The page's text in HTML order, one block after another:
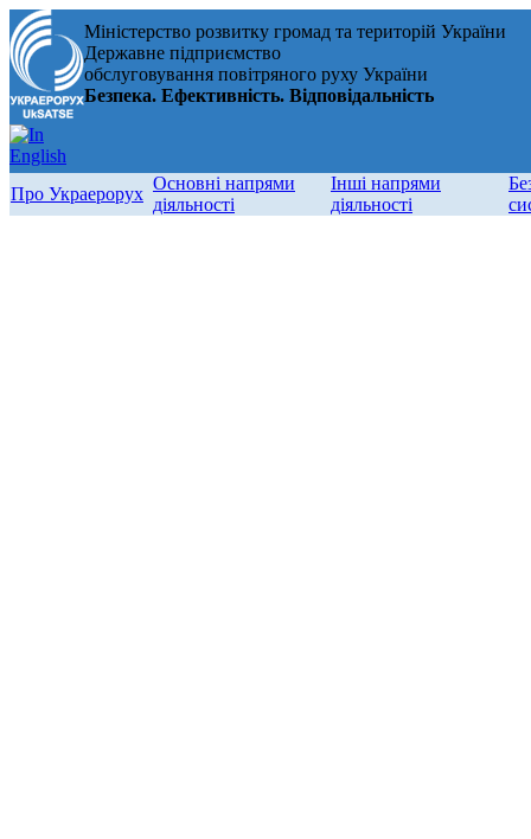
Міністерство розвитку громад та територій України
Державне підприємство
обслуговування повітряного руху України
Безпека. Ефективність. Відповідальність
Про Украерорух
Основні напрями
діяльності
Інші напрями
діяльності